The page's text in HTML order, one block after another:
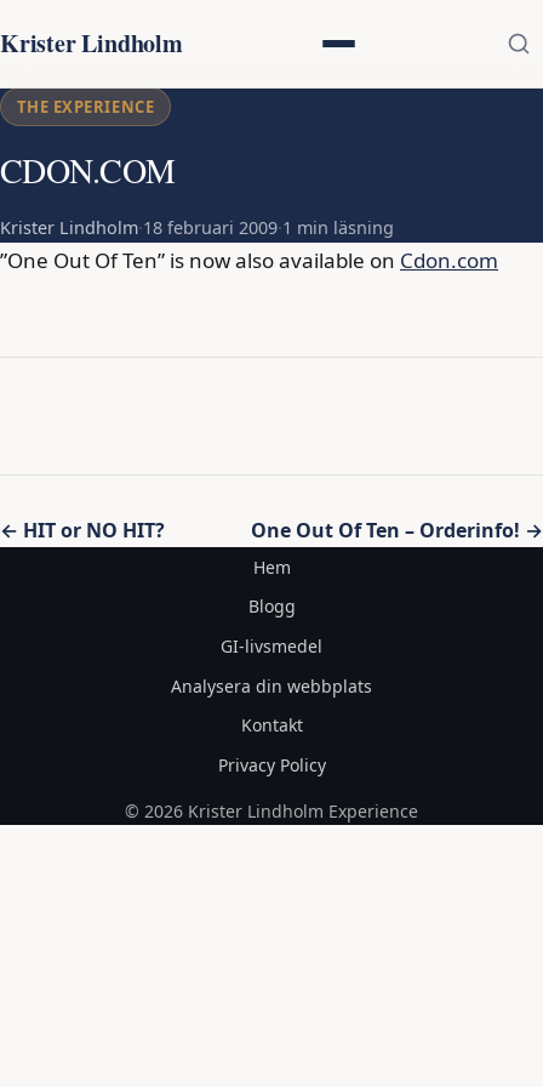
Krister Lindholm
THE EXPERIENCE
CDON.COM
Krister Lindholm·18 februari 2009·1 min läsning
”One Out Of Ten” is now also available on Cdon.com
Inläggsnavigering
← HIT or NO HIT? One Out Of Ten – Orderinfo! →
Hem
Blogg
GI-livsmedel
Analysera din webbplats
Kontakt
Privacy Policy
© 2026 Krister Lindholm Experience